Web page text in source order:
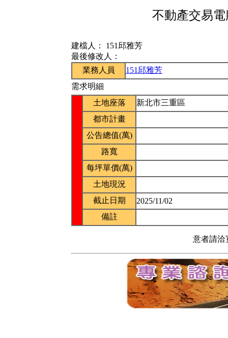
不動產交易
建檔人： 151邱雅芳
最後修改人：
業務人員
151邱雅芳
需求明細
土地座落
新北市三重區
都市計畫
公告總值(萬)
路寬
每坪單價(萬)
土地現況
截止日期
2025/11/02
備註
意者請洽